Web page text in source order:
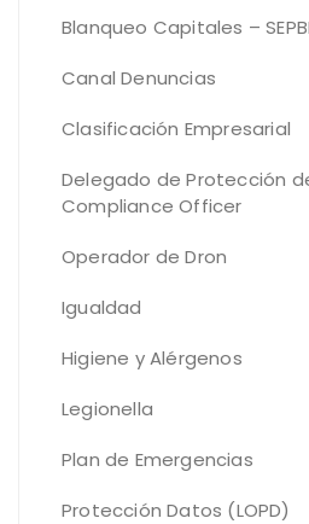
Blanqueo Capitales –
Canal Denuncias
Clasificación Empresarial
Delegado de Protección
Compliance Officer
Operador de Dron
Igualdad
Higiene y Alérgenos
Legionella
Plan de Emergencias
Protección Datos (LOPD)